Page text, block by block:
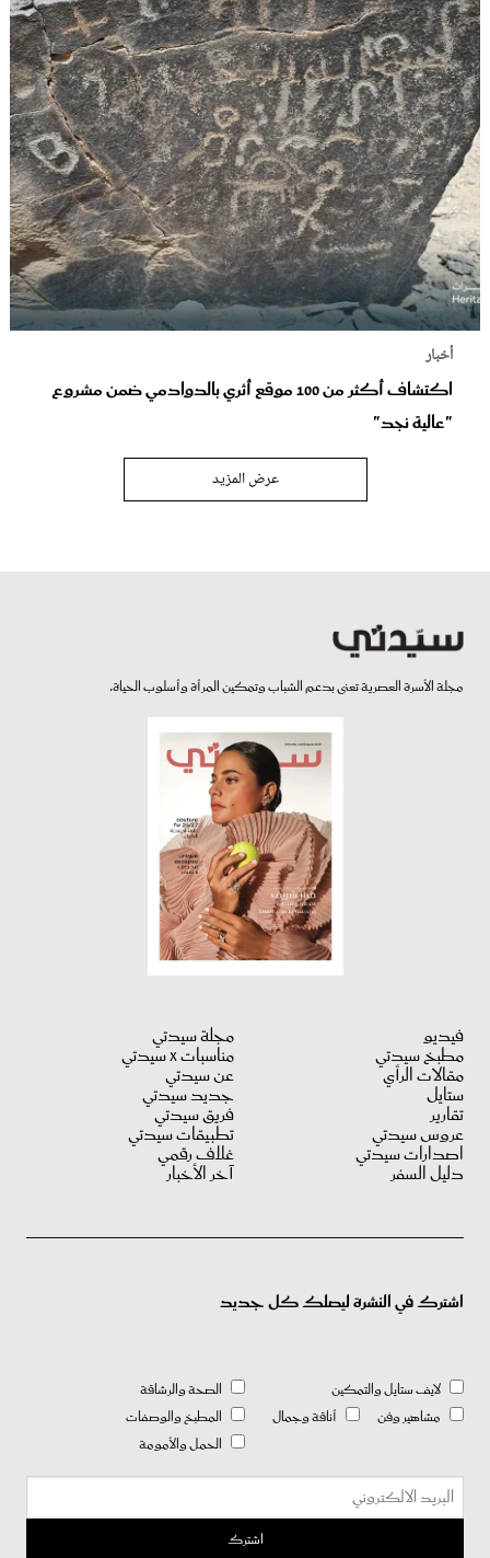
أخبار
اكتشاف أكثر من 100 موقع أثري بالدوادمي ضمن مشروع
"عالية نجد"
عرض المزيد
مجلة الأسرة العصرية تعنى بدعم الشباب وتمكين المرأة وأسلوب الحياة.
فيديو
مطبخ سيدتي
مقالات الرأي
ستايل
تقارير
عروس سيدتي
اصدارات سيدتي
دليل السفر
مجلة سيدتي
مناسبات X سيدتي
عن سيدتي
جديد سيدتي
فريق سيدتي
تطبيقات سيدتي
غلاف رقمي
آخر الأخبار
اشترك في النشرة ليصلك كل جديد
لايف ستايل والتمكين
مشاهير وفن
أناقة وجمال
الصحة والرشاقة
المطبخ والوصفات
الحمل والأمومة